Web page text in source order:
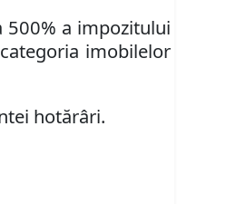
500% a impozitului
imobilelor
hotărâri.